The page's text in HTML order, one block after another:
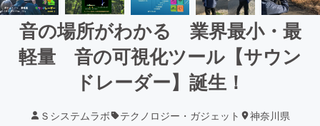
音の場所がわかる 業界最小・最
軽量 音の可視化ツール【サウン
ドレーダー】誕生！
Ｓシステムラボ テクノロジー・ガジェット 神奈川県